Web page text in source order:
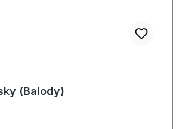
(Balody)